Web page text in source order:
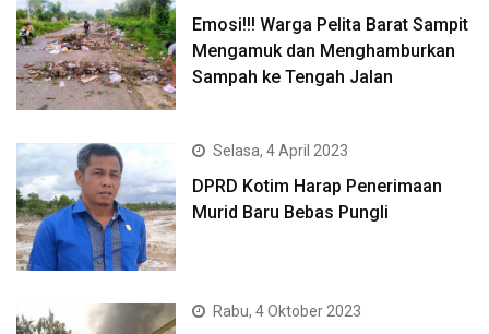
Emosi!!! Warga Pelita Barat Sampit
Mengamuk dan Menghamburkan
Sampah ke Tengah Jalan
Selasa, 4 April 2023
DPRD Kotim Harap Penerimaan
Murid Baru Bebas Pungli
Rabu, 4 Oktober 2023